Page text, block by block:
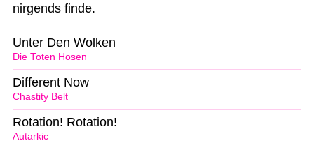
nirgends finde.
Die Toten Hosen
Unter Den Wolken
Chastity Belt
Different Now
Autarkic
Rotation! Rotation!